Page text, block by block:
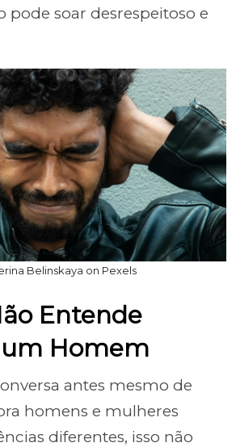
pode soar desrespeitoso e
Belinskaya on Pexels
Entende
Homem
antes mesmo de
homens e mulheres
diferentes, isso não